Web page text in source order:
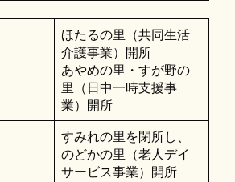
ほたるの里（共同生活
介護事業）開所
あやめの里・すが野の
里（日中一時支援事
業）開所
すみれの里を閉所し、
のどかの里（老人デイ
サービス事業）開所